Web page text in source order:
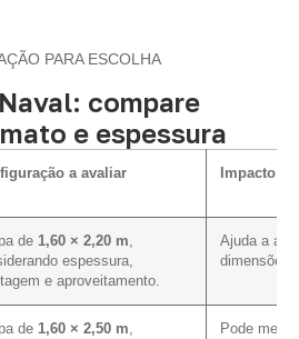
PARA ESCOLHA
compare
e espessura
a avaliar Impacto
de 1,60 × 2,20 m
espessura,
e aproveitamento.
Ajuda a
dimensões
de 1,60 × 2,50 m
Pode